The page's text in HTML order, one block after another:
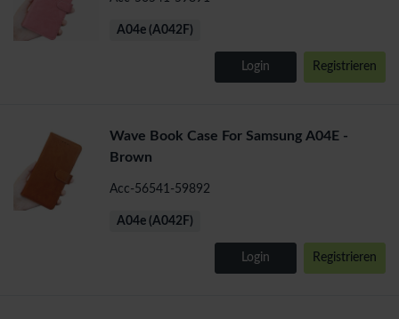
A04e (A042F)
Login Registrieren
Wave Book Case For Samsung A04E -
Brown
Acc-56541-59892
A04e (A042F)
Login Registrieren